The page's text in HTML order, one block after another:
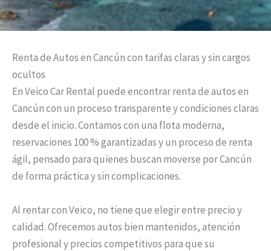
Renta de Autos en Cancún con tarifas claras y sin cargos
ocultos
En Veico Car Rental puede encontrar renta de autos en
Cancún con un proceso transparente y condiciones claras
desde el inicio. Contamos con una flota moderna,
reservaciones 100 % garantizadas y un proceso de renta
ágil, pensado para quienes buscan moverse por Cancún
de forma práctica y sin complicaciones.
Al rentar con Veico, no tiene que elegir entre precio y
calidad. Ofrecemos autos bien mantenidos, atención
profesional y precios competitivos para que su